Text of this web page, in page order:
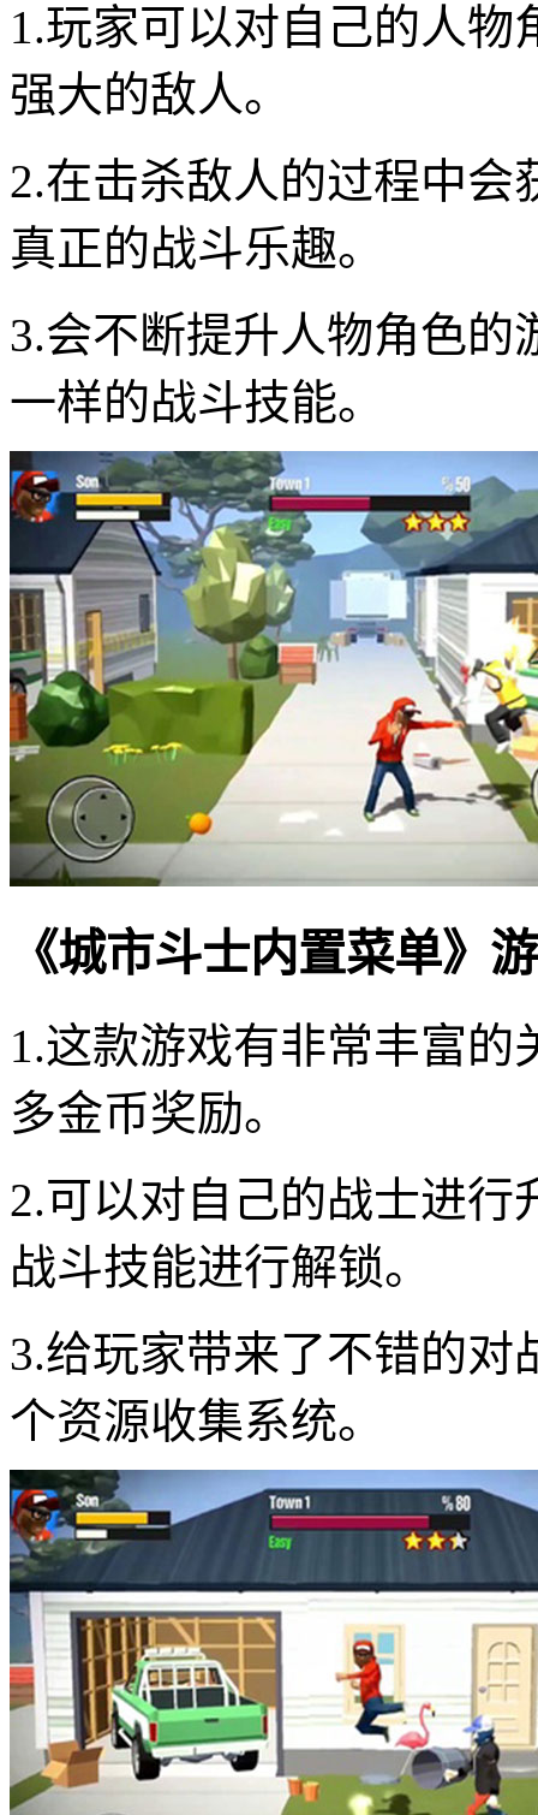
1.玩家可以对自己的人
强大的敌人。
2.在击杀敌人的过程中
真正的战斗乐趣。
3.会不断提升人物角色
一样的战斗技能。
《城市斗士内置菜单》
1.这款游戏有非常丰富
多金币奖励。
2.可以对自己的战士进
战斗技能进行解锁。
3.给玩家带来了不错的
个资源收集系统。